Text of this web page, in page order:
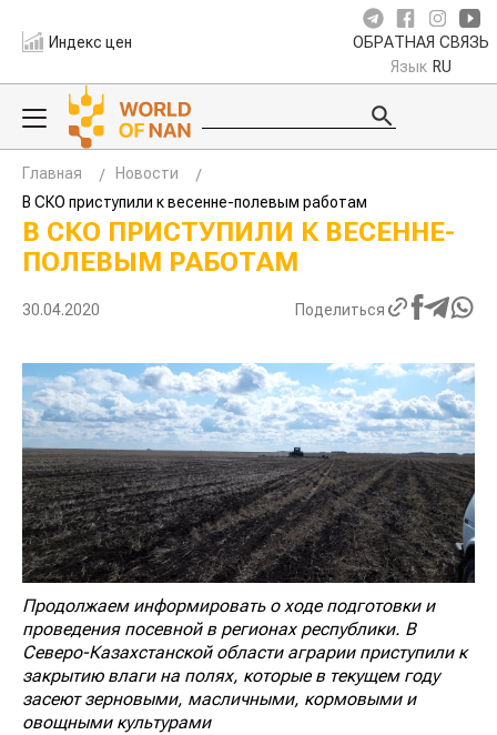
Индекс цен ОБРАТНАЯ СВЯЗЬ
Язык RU
Главная
Новости
В СКО приступили к весенне-полевым работам
В СКО ПРИСТУПИЛИ К ВЕСЕННЕ-
ПОЛЕВЫМ РАБОТАМ
30.04.2020 Поделиться
Продолжаем информировать о ходе подготовки и
проведения посевной в регионах республики. В
Северо-Казахстанской области аграрии приступили к
закрытию влаги на полях, которые в текущем году
засеют зерновыми, масличными, кормовыми и
овощными культурами